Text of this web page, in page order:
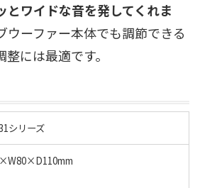
とワイドな音を発してくれま
ウーファー本体でも調節できる
には最適です。
シリーズ